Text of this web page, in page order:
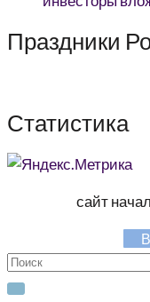
Праздники
Статистика
сайт
Search
for: